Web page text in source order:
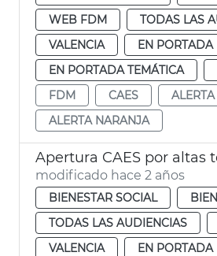
WEB FDM
TODAS LAS
VALENCIA
EN PORTADA
EN PORTADA TEMÁTICA
FDM
CAES
ALERTA NARANJA
modificado hace 2 años
BIENESTAR SOCIAL
TODAS LAS AUDIENCIAS
VALENCIA
EN PORTADA